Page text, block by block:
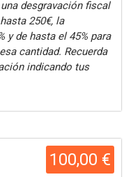
desgravación fiscal
250€, la
y de hasta el 45% para
cantidad. Recuerda
indicando tus
100,00 €